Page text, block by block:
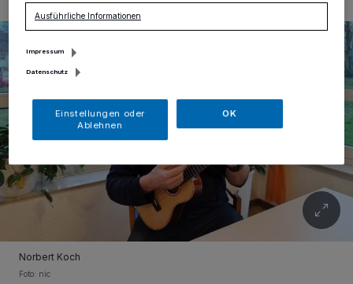
Norbert Koch
Foto: nic
Ausführliche Informationen
Impressum
Datenschutz
Einstellungen oder
Ablehnen
OK